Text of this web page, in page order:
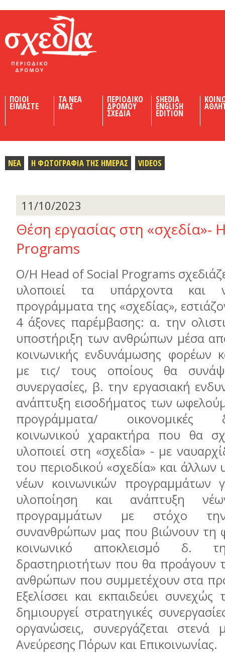
ΠΟΙΟΙ
ΕΙΜΑΣΤΕ
ΤΑ ΝΕΑ
ΜΑΣ
ΠΕΡΙΟΔΙΚΟ
ΔΡΟΜΟΥ
ΣΧΕΔΙΑ
SHEDIA
ENGLISH
EDITION
ΝΕΑ Η ΦΩΤΟΓΡΑΦΙΑ ΤΗΣ ΗΜΕΡΑΣ VIDEOS
11/10/2023
Θέση εργασίας στη «σχεδία»-
Programs
O/Η Head ofSocial Programs
υλοποιεί τα υπάρχοντα και
προγράμματα της «σχεδίας»,
4 άξονες παρέμβασης: α. την
υποστήριξη των ανθρώπων μέσα
κοινωνικής ενδυνάμωσης φορέων
με τις/ τους οποίους θα
συνεργασίες, β. την εργασιακή
ανάπτυξη εισοδήματος των
προγράμματα/ οικονομικές
κοινωνικού χαρακτήρα που θα
υλοποιεί στη «σχεδία» - με
του περιοδικού «σχεδία» και
νέων κοινωνικών προγραμμάτων
υλοποίηση και ανάπτυξη
προγραμμάτων με στόχο
συνανθρώπων μας που βιώνουν τη
κοινωνικό αποκλεισμό δ.
δραστηριοτήτων που θα προάγουν
ανθρώπων που συμμετέχουν στα
Εξελίσσει και εκπαιδεύει
δημιουργεί στρατηγικές
οργανώσεις, συνεργάζεται
Ανεύρεσης Πόρων και Επικοινωνίας.